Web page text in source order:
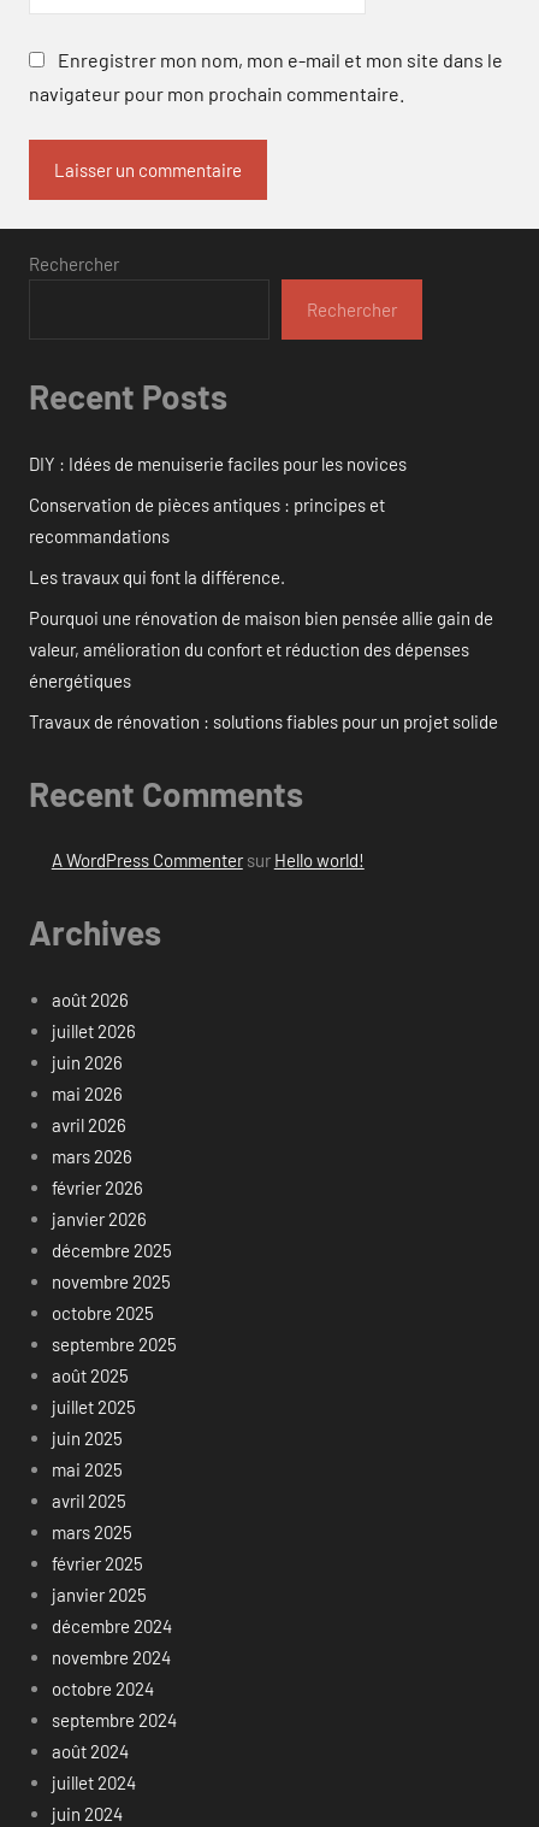
Enregistrer mon nom, mon e-mail et mon site dans le
navigateur pour mon prochain commentaire.
Rechercher
Rechercher
Recent Posts
DIY : Idées de menuiserie faciles pour les novices
Conservation de pièces antiques : principes et
recommandations
Les travaux qui font la différence.
Pourquoi une rénovation de maison bien pensée allie gain de
valeur, amélioration du confort et réduction des dépenses
énergétiques
Travaux de rénovation : solutions fiables pour un projet solide
Recent Comments
A WordPress Commentersur Hello world!
Archives
août 2026
juillet 2026
juin 2026
mai 2026
avril 2026
mars 2026
février 2026
janvier 2026
décembre 2025
novembre 2025
octobre 2025
septembre 2025
août 2025
juillet 2025
juin 2025
mai 2025
avril 2025
mars 2025
février 2025
janvier 2025
décembre 2024
novembre 2024
octobre 2024
septembre 2024
août 2024
juillet 2024
juin 2024